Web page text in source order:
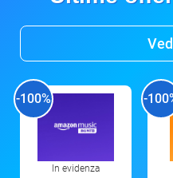
-100%
In evidenza
-